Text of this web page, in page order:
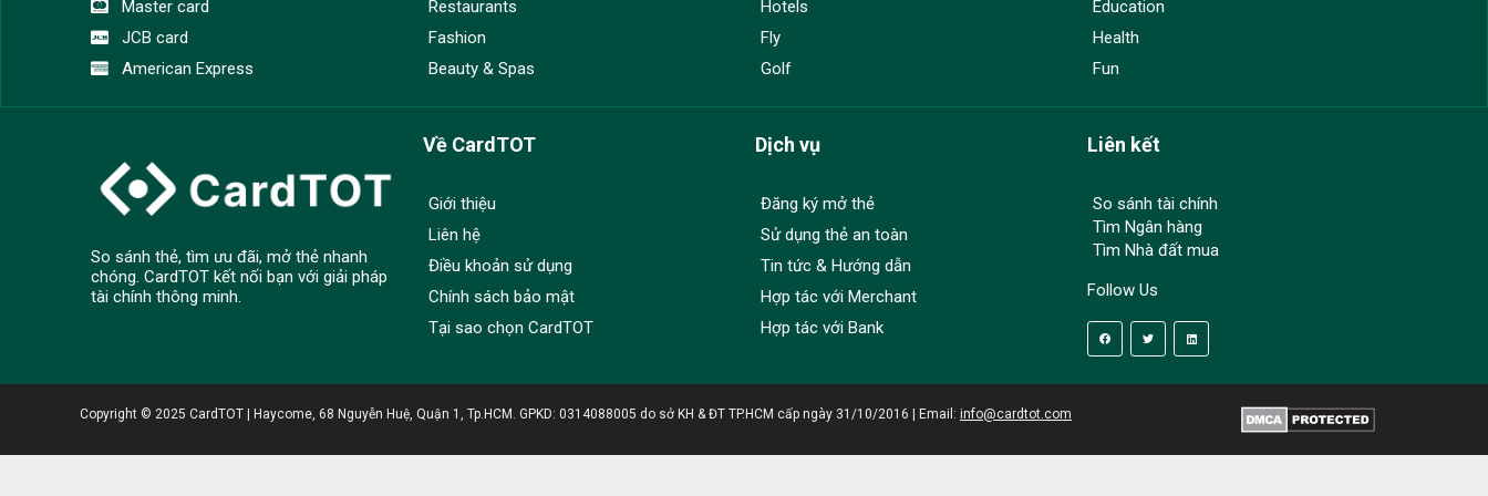
Master card
JCB card
American Express
Restaurants
Fashion
Beauty & Spas
Hotels
Fly
Golf
Education
Health
Fun
So sánh thẻ, tìm ưu đãi, mở thẻ nhanh
chóng. CardTOT kết nối bạn với giải pháp
tài chính thông minh.
Về CardTOT
Giới thiệu
Liên hệ
Điều khoản sử dụng
Chính sách bảo mật
Tại sao chọn CardTOT
Dịch vụ
Đăng ký mở thẻ
Sử dụng thẻ an toàn
Tin tức & Hướng dẫn
Hợp tác với Merchant
Hợp tác với Bank
Liên kết
So sánh tài chính
Tìm Ngân hàng
Tìm Nhà đất mua
Follow Us
Copyright © 2025 CardTOT | Haycome, 68 Nguyễn Huệ, Quận 1, Tp.HCM. GPKD: 0314088005 do sở KH & ĐT TP.HCM cấp ngày 31/10/2016 | Email: info@cardtot.com